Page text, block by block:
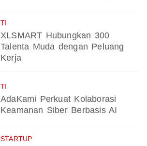
TI
XLSMART Hubungkan 300
Talenta Muda dengan Peluang
Kerja
TI
AdaKami Perkuat Kolaborasi
Keamanan Siber Berbasis AI
STARTUP